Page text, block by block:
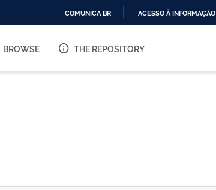
O
COMUNICA BR ACESSO À INFORMAÇÃO
BROWSE THE REPOSITORY